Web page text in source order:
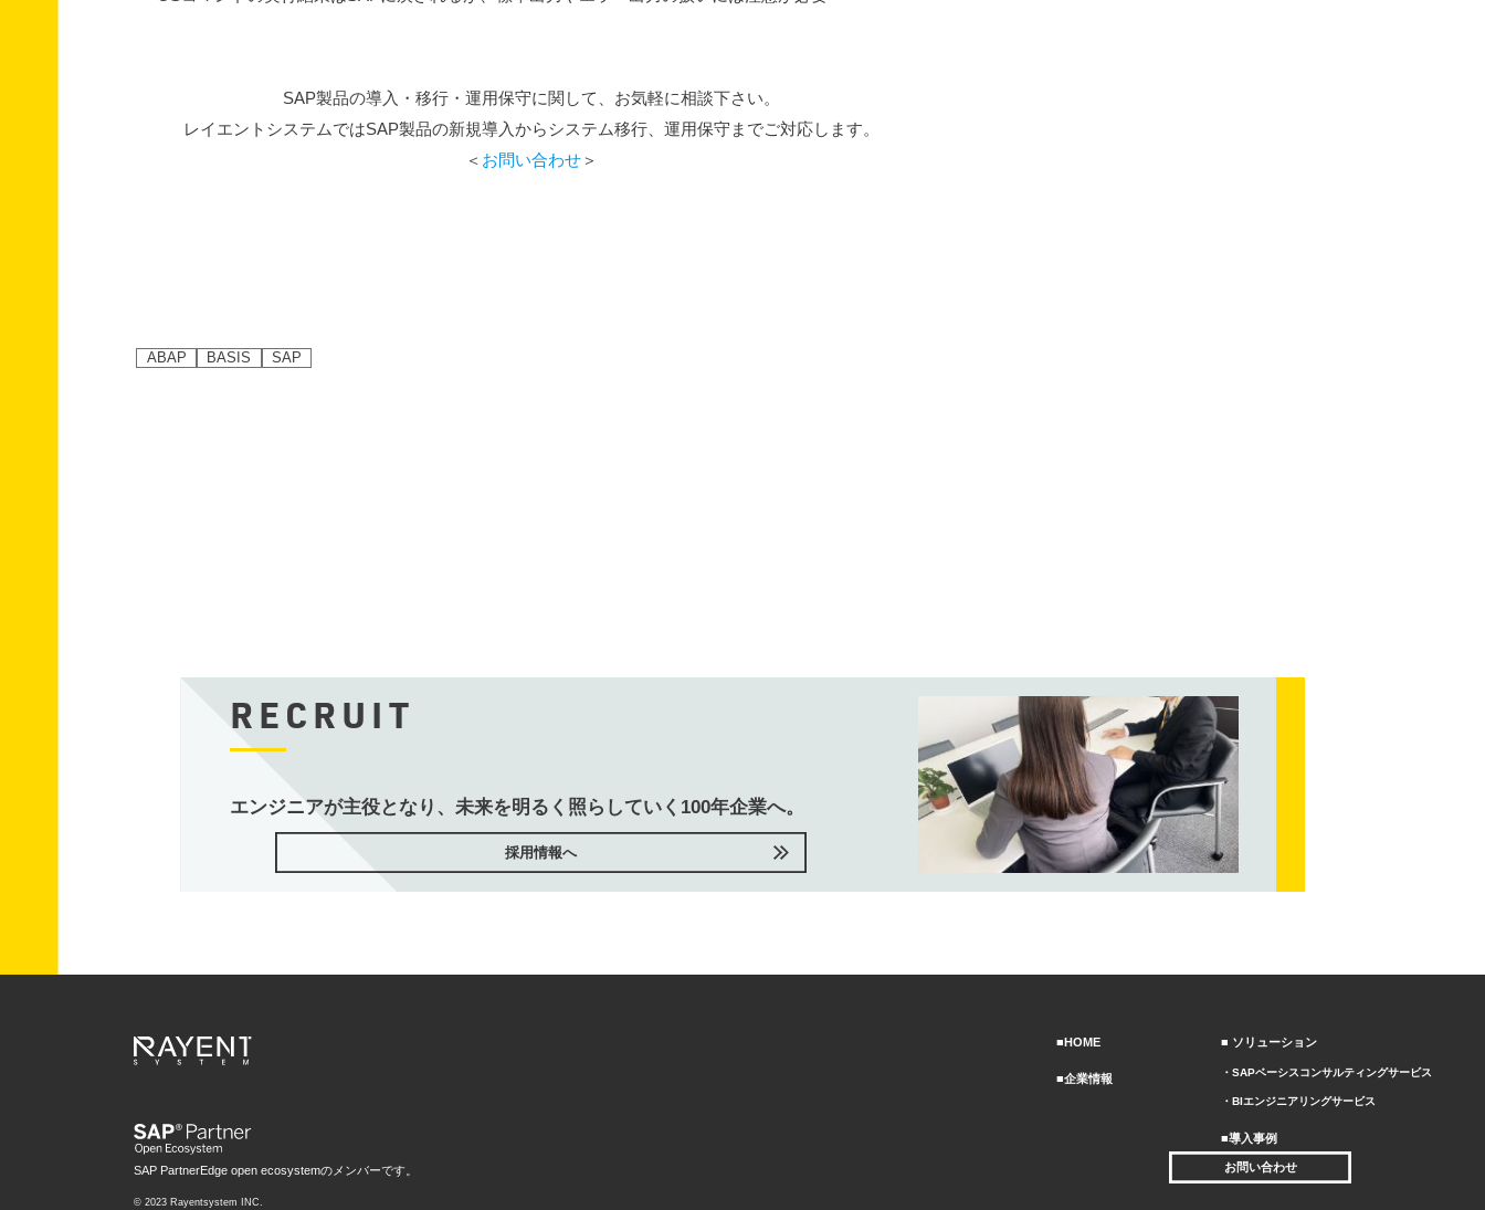
SAP製品の導入・移行・運用保守に関して、お気軽に相談下さい。
レイエントシステムではSAP製品の新規導入からシステム移行、運用保守までご対応します。
＜ お問い合わせ＞
ABAP BASIS SAP
RECRUIT
エンジニアが主役となり、未来を明るく照らしていく100年企業へ。
採用情報へ
HOME
企業情報
ソリューション
SAPベーシスコンサルティングサービス
BIエンジニアリングサービス
導入事例
お問い合わせ
SAP PartnerEdge open ecosystemのメンバーです。
© 2023 Rayentsystem INC.